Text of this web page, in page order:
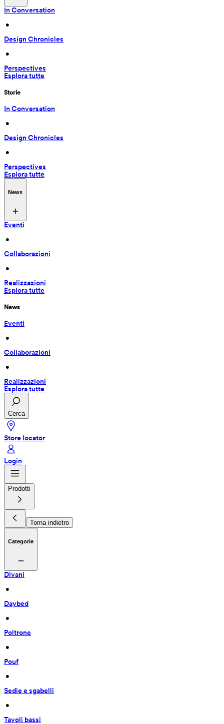
In Conversation
•
Design Chronicles
•
Perspectives
Esplora tutte
Storie
In Conversation
•
Design Chronicles
•
Perspectives
Esplora tutte
News
Eventi
•
Collaborazioni
•
Realizzazioni
Esplora tutte
News
Eventi
•
Collaborazioni
•
Realizzazioni
Esplora tutte
Cerca
Store locator
Login
Prodotti
Torna indietro
Categorie
Divani
•
Daybed
•
Poltrone
•
Pouf
•
Sedie e sgabelli
•
Tavoli bassi